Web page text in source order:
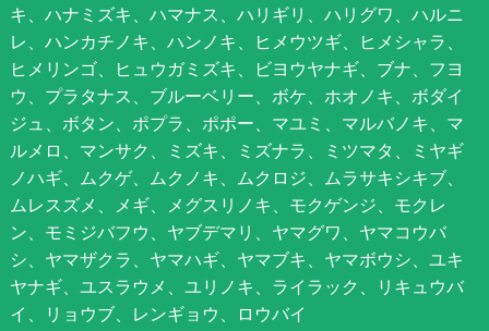
キ、ハナミズキ、ハマナス、ハリギリ、ハリグワ、ハルニ
レ、ハンカチノキ、ハンノキ、ヒメウツギ、ヒメシャラ、
ヒメリンゴ、ヒュウガミズキ、ビヨウヤナギ、ブナ、フヨ
ウ、プラタナス、ブルーベリー、ボケ、ホオノキ、ボダイ
ジュ、ボタン、ポプラ、ポポー、マユミ、マルバノキ、マ
ルメロ、マンサク、ミズキ、ミズナラ、ミツマタ、ミヤギ
ノハギ、ムクゲ、ムクノキ、ムクロジ、ムラサキシキブ、
ムレスズメ、メギ、メグスリノキ、モクゲンジ、モクレ
ン、モミジバフウ、ヤブデマリ、ヤマグワ、ヤマコウバ
シ、ヤマザクラ、ヤマハギ、ヤマブキ、ヤマボウシ、ユキ
ヤナギ、ユスラウメ、ユリノキ、ライラック、リキュウバ
イ、リョウブ、レンギョウ、ロウバイ